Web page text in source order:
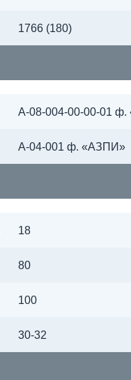
1766 (180)
А-08-004-00-00-01
А-04-001 ф. «АЗПИ»
18
80
100
30-32